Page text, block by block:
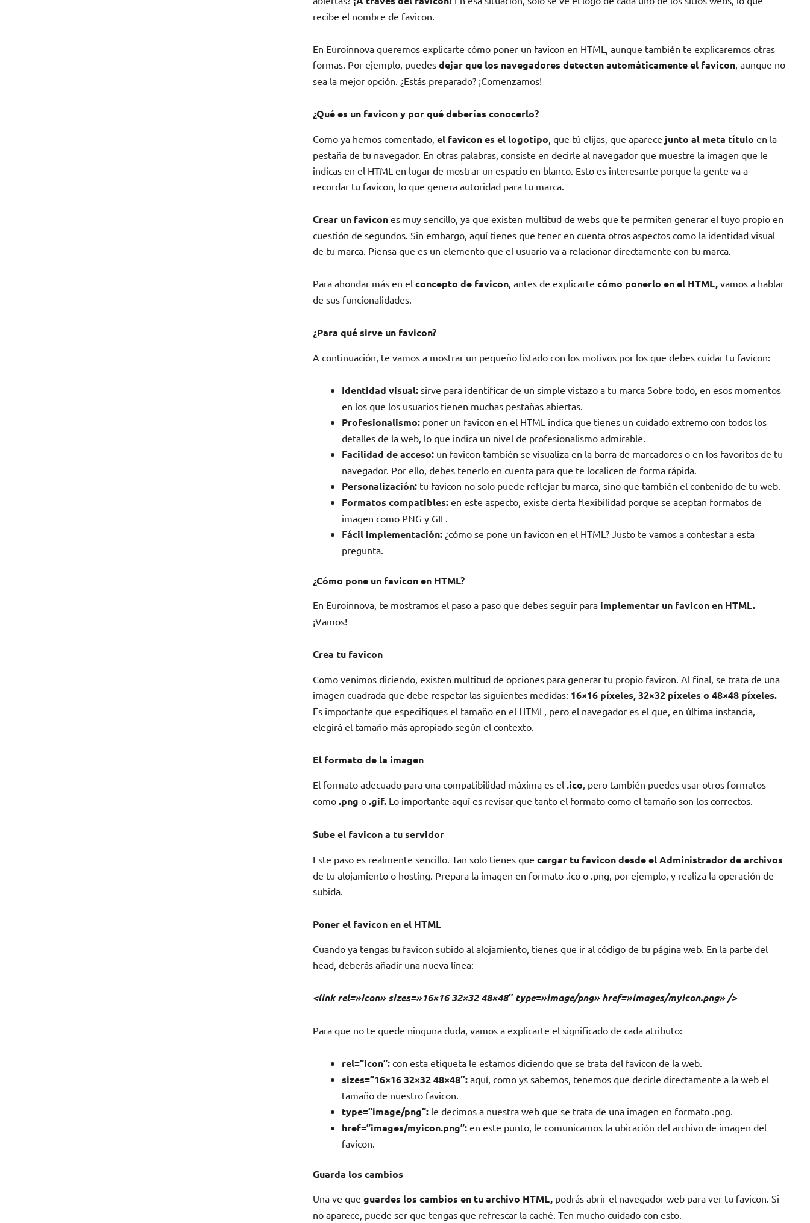
recibe el nombre de favicon.
En Euroinnova queremos explicarte cómo poner un favicon en HTML, aunque también te explicaremos otras
formas. Por ejemplo, puedes dejar que los navegadores detecten automáticamente el favicon, aunque no
sea la mejor opción. ¿Estás preparado? ¡Comenzamos!
¿Qué es un favicon y por qué deberías conocerlo?
Como ya hemos comentado, el favicon es el logotipo , que tú elijas, que aparece junto al meta título en la
pestaña de tu navegador. En otras palabras, consiste en decirle al navegador que muestre la imagen que le
indicas en el HTML en lugar de mostrar un espacio en blanco. Esto es interesante porque la gente va a
recordar tu favicon, lo que genera autoridad para tu marca.
Crear un favicones muy sencillo, ya que existen multitud de webs que te permiten generar el tuyo propio en
cuestión de segundos. Sin embargo, aquí tienes que tener en cuenta otros aspectos como la identidad visual
de tu marca. Piensa que es un elemento que el usuario va a relacionar directamente con tu marca.
Para ahondar más en el concepto de favicon, antes de explicarte cómo ponerlo en el HTML, vamos a hablar
de sus funcionalidades.
¿Para qué sirve un favicon?
A continuación, te vamos a mostrar un pequeño listado con los motivos por los que debes cuidar tu favicon:
Identidad visual:sirve para identificar de un simple vistazo a tu marca Sobre todo, en esos momentos
en los que los usuarios tienen muchas pestañas abiertas.
Profesionalismo:poner un favicon en el HTML indica que tienes un cuidado extremo con todos los
detalles de la web, lo que indica un nivel de profesionalismo admirable.
Facilidad de acceso:un favicon también se visualiza en la barra de marcadores o en los favoritos de tu
navegador. Por ello, debes tenerlo en cuenta para que te localicen de forma rápida.
Personalización:tu favicon no solo puede reflejar tu marca, sino que también el contenido de tu web.
Formatos compatibles:en este aspecto, existe cierta flexibilidad porque se aceptan formatos de
imagen como PNG y GIF.
Fácil implementación:¿cómo se pone un favicon en el HTML? Justo te vamos a contestar a esta
pregunta.
¿Cómo pone un favicon en HTML?
En Euroinnova, te mostramos el paso a paso que debes seguir para implementar un favicon en HTML.
¡Vamos!
Crea tu favicon
Como venimos diciendo, existen multitud de opciones para generar tu propio favicon. Al final, se trata de una
imagen cuadrada que debe respetar las siguientes medidas: 16×16 píxeles, 32×32 píxeles o 48×48 píxeles.
Es importante que especifiques el tamaño en el HTML, pero el navegador es el que, en última instancia,
elegirá el tamaño más apropiado según el contexto.
El formato de la imagen
El formato adecuado para una compatibilidad máxima es el .ico , pero también puedes usar otros formatos
como .png o .gif.Lo importante aquí es revisar que tanto el formato como el tamaño son los correctos.
Sube el favicon a tu servidor
Este paso es realmente sencillo. Tan solo tienes que cargar tu favicon desde el Administrador de archivos
de tu alojamiento o hosting. Prepara la imagen en formato .ico o .png, por ejemplo, y realiza la operación de
subida.
Poner el favicon en el HTML
Cuando ya tengas tu favicon subido al alojamiento, tienes que ir al código de tu página web. En la parte del
head, deberás añadir una nueva línea:
<link rel=»icon» sizes=»16×16 32×32 48×48″ type=»image/png» href=»images/myicon.png» />
Para que no te quede ninguna duda, vamos a explicarte el significado de cada atributo:
rel=”icon”:con esta etiqueta le estamos diciendo que se trata del favicon de la web.
sizes=”16×16 32×32 48×48″:aquí, como ys sabemos, tenemos que decirle directamente a la web el
tamaño de nuestro favicon.
type=”image/png”:le decimos a nuestra web que se trata de una imagen en formato .png.
href=”images/myicon.png”:en este punto, le comunicamos la ubicación del archivo de imagen del
favicon.
Guarda los cambios
Una ve que guardes los cambios en tu archivo HTML,podrás abrir el navegador web para ver tu favicon. Si
no aparece, puede ser que tengas que refrescar la caché. Ten mucho cuidado con esto.